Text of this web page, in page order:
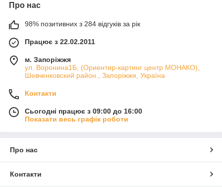
Про нас
98% позитивних з 284 відгуків за рік
Працює з 22.02.2011
м. Запоріжжя
ул. Воронина1Б, (Ориентир-картинг центр МОНАКО),
Шевченковский район., Запоріжжя, Україна
Контакти
Сьогодні працює з 09:00 до 16:00
Показати весь графік роботи
Про нас
Контакти